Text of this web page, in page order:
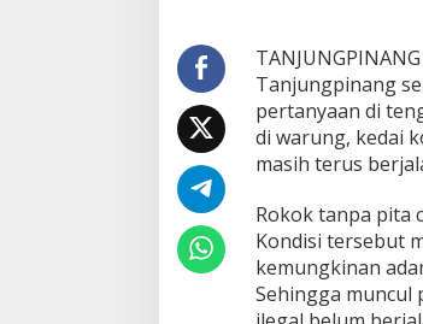
k
k
I
l
e
a
l
d
i
K
e
Tanjungpinang
pertanyaan di
di warung, kedai
masih terus
Rokok tanpa pita
Kondisi tersebut
kemungkinan
Sehingga